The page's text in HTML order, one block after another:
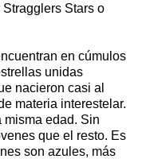
Stars o
en cúmulos
unidas
nacieron casi al
materia interestelar.
misma edad. Sin
que el resto. Es
son azules, más